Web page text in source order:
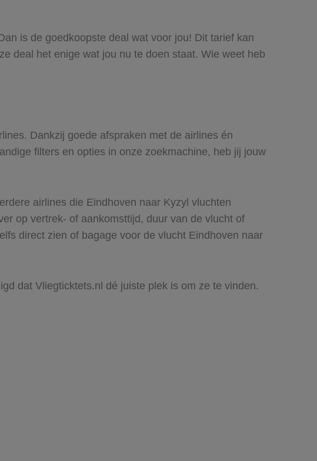
is de goedkoopste deal wat voor jou! Dit tarief kan
deal het enige wat jou nu te doen staat. Wie weet heb
Dankzij goede afspraken met de airlines én
filters en opties in onze zoekmachine, heb jij jouw
airlines die Eindhoven naar Kyzyl vluchten
op vertrek- of aankomsttijd, duur van de vlucht of
direct zien of bagage voor de vlucht Eindhoven naar
dat Vliegticktets.nl dé juiste plek is om ze te vinden.